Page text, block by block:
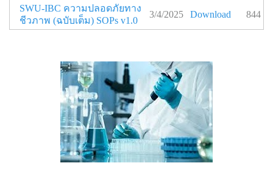
SWU-IBC ความปลอดภัยทาง
ชีวภาพ (ฉบับเต็ม) SOPs v1.0
3/4/2025 Download 844